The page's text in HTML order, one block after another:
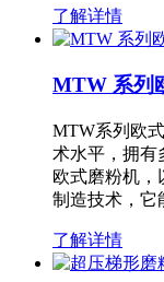
了解详情
MTW 系列
MTW系列欧
术水平，拥有
欧式磨粉机，
制造技术，
了解详情